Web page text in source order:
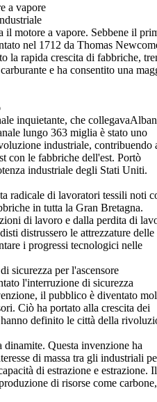
a vapore
il motore a vapore. Sebbene il
nel 1712 da Thomas
la rapida crescita di fabbriche,
e ha consentito una
inquietante, che
lungo 363 miglia è stato uno
industriale, contribuendo
con le fabbriche dell'est. Portò
industriale degli Stati Uniti.
radicale di lavoratori tessili noti
in tutta la Gran Bretagna.
di lavoro e dalla perdita di
distrussero le attrezzature delle
i progressi tecnologici nelle
sicurezza per l'ascensore
l'interruzione di sicurezza
il pubblico è diventato
Ciò ha portato alla crescita dei
definito le città della
Questa invenzione ha
di massa tra gli industriali
di estrazione e estrazione. Il
di risorse come